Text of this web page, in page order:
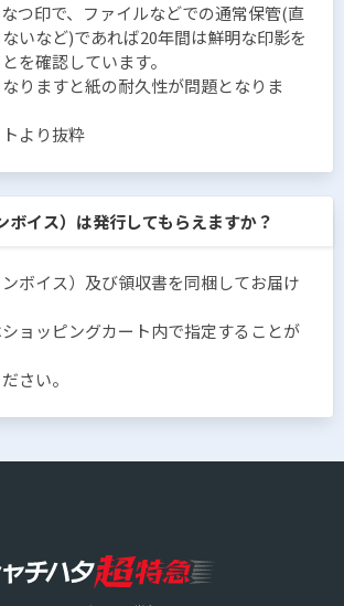
つ印で、ファイルなどでの通常保管(直
いなど)であれば20年間は鮮明な印影を
を確認しています。
りますと紙の耐久性が問題となりま
より抜粋
ボイス）は発行してもらえますか？
ボイス）及び領収書を同梱してお届け
ョッピングカート内で指定することが
さい。